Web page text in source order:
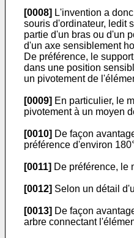
[0008] L'invention a
souris d'ordinateur, ledit
partie d'un bras ou d'un
d'un axe sensiblement
De préférence, le
dans une position
un pivotement de
[0009] En particulier, le
pivotement à un moyen
[0010] De façon
préférence d'environ
[0011] De préférence, le
[0012] Selon un détail
[0013] De façon
arbre connectant